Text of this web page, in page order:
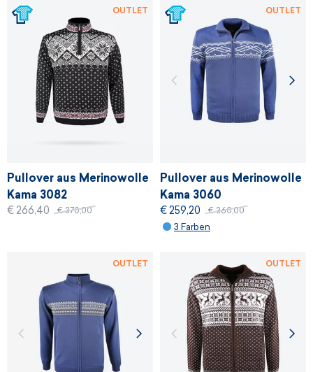
Pullover aus Merinowolle
Kama 3082
€ 266,40 € 370,00
OUTLET
Pullover aus Merinowolle
Kama 3060
€ 259,20 € 360,00
3 Farben
OUTLET
OUTLET OUTLET